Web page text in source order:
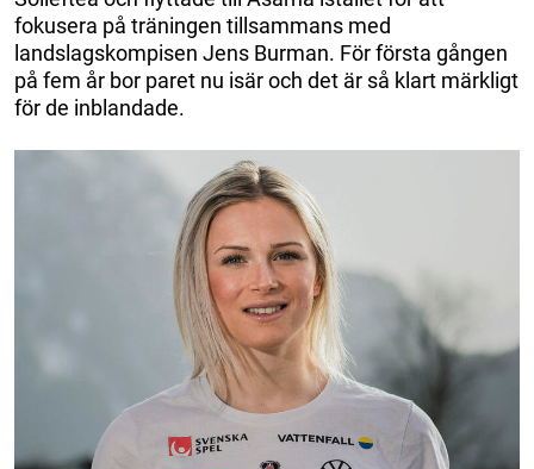
fokusera på träningen tillsammans med
landslagskompisen Jens Burman. För första gången
på fem år bor paret nu isär och det är så klart märkligt
för de inblandade.